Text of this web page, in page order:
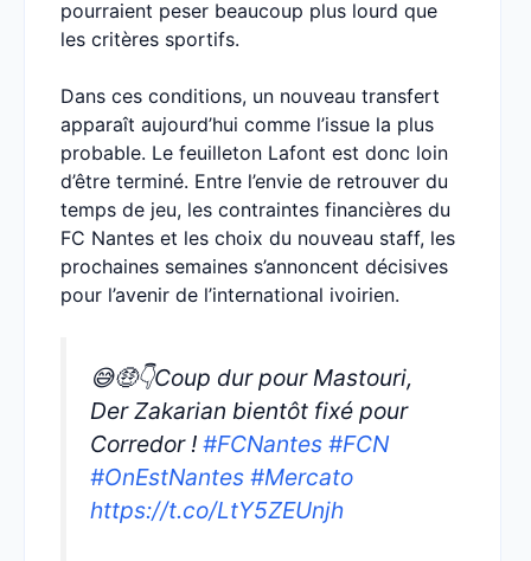
pourraient peser beaucoup plus lourd que
les critères sportifs.
Dans ces conditions, un nouveau transfert
apparaît aujourd’hui comme l’issue la plus
probable. Le feuilleton Lafont est donc loin
d’être terminé. Entre l’envie de retrouver du
temps de jeu, les contraintes financières du
FC Nantes et les choix du nouveau staff, les
prochaines semaines s’annoncent décisives
pour l’avenir de l’international ivoirien.
😅🤑👇Coup dur pour Mastouri,
Der Zakarian bientôt fixé pour
Corredor ! #FCNantes #FCN
#OnEstNantes #Mercato
https://t.co/LtY5ZEUnjh